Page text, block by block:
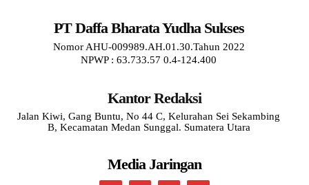
PT Daffa Bharata Yudha Sukses
Nomor AHU-009989.AH.01.30.Tahun 2022
NPWP : 63.733.57 0.4-124.400
Kantor Redaksi
Jalan Kiwi, Gang Buntu, No 44 C, Kelurahan Sei Sekambing
B, Kecamatan Medan Sunggal. Sumatera Utara
Media Jaringan